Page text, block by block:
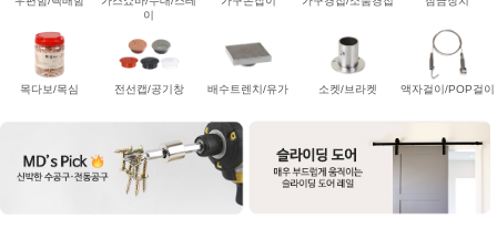
이
목다보/목심 전선캡/공기창 배수트렌치/유가 소켓/브라켓 액자걸이/POP걸이